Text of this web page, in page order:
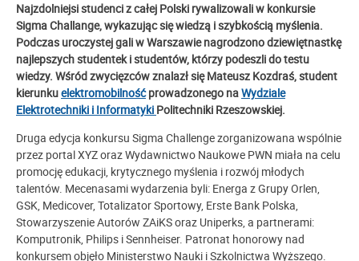
Najzdolniejsi studenci z całej Polski rywalizowali w konkursie
Sigma Challange, wykazując się wiedzą i szybkością myślenia.
Podczas uroczystej gali w Warszawie nagrodzono dziewiętnastkę
najlepszych studentek i studentów, którzy podeszli do testu
wiedzy. Wśród zwycięzców znalazł się Mateusz Kozdraś, student
kierunkuelektromobilnośćprowadzonego naWydziale
Elektrotechniki i Informatyki Politechniki Rzeszowskiej.
Druga edycja konkursu Sigma Challenge zorganizowana wspólnie
przez portal XYZ oraz Wydawnictwo Naukowe PWN miała na celu
promocję edukacji, krytycznego myślenia i rozwój młodych
talentów. Mecenasami wydarzenia byli: Energa z Grupy Orlen,
GSK, Medicover, Totalizator Sportowy, Erste Bank Polska,
Stowarzyszenie Autorów ZAiKS oraz Uniperks, a partnerami:
Komputronik, Philips i Sennheiser. Patronat honorowy nad
konkursem objęło Ministerstwo Nauki i Szkolnictwa Wyższego.